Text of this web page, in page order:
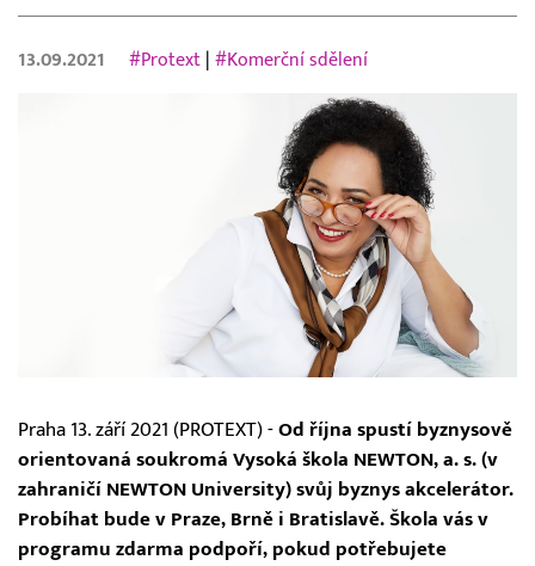
13.09.2021 #Protext |#Komerční sdělení
Praha 13. září 2021 (PROTEXT) - Od října spustí byznysově
orientovaná soukromá Vysoká škola NEWTON, a. s. (v
zahraničí NEWTON University) svůj byznys akcelerátor.
Probíhat bude v Praze, Brně i Bratislavě. Škola vás v
programu zdarma podpoří, pokud potřebujete